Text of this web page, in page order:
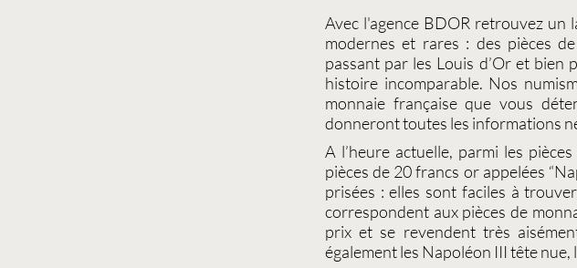
Avec l'agenceBDOR retrouvez un
modernes et rares : des pièces
passant par les Louis d’Oret bien
histoire incomparable. Nos
monnaie françaiseque vous
donneront toutes les informations
A l’heure actuelle, parmi les
pièces de 20 francs orappelées “
prisées : elles sont faciles à
correspondent aux pièces de
prix et se revendent très
également les Napoléon III tête nue,